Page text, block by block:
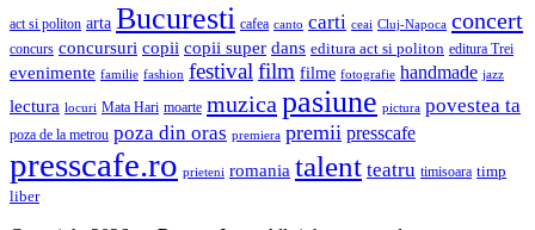
act si politon arta Bucuresti cafea canto carti ceai Cluj-Napoca concert
concurs concursuri copii copii super dans editura act si politon editura Trei
evenimente familie fashion festival film filme fotografie handmade jazz
lectura locuri Mata Hari moarte muzica pasiune pictura povestea ta
poza de la metrou poza din oras premiera premii presscafe
presscafe.ro prieteni romania talent teatru timisoara timp
liber